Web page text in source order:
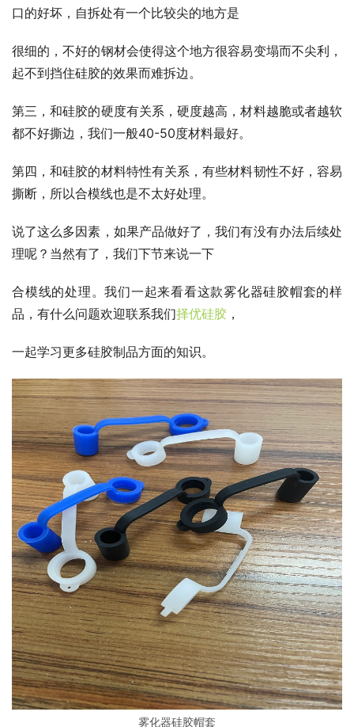
口的好坏，自拆处有一个比较尖的地方是
很细的，不好的钢材会使得这个地方很容易变塌而不尖利，
起不到挡住硅胶的效果而难拆边。
第三，和硅胶的硬度有关系，硬度越高，材料越脆或者越软
都不好撕边，我们一般40-50度材料最好。
第四，和硅胶的材料特性有关系，有些材料韧性不好，容易
撕断，所以合模线也是不太好处理。
说了这么多因素，如果产品做好了，我们有没有办法后续处
理呢？当然有了，我们下节来说一下
合模线的处理。我们一起来看看这款雾化器硅胶帽套的样
品，有什么问题欢迎联系我们择优硅胶 ，
一起学习更多硅胶制品方面的知识。
雾化器硅胶帽套